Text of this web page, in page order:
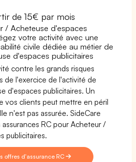
de 15€ par mois
/ Acheteuse d'espaces
votre activité avec une
civile dédiée au métier de
d'espaces publicitaires
contre les grands risques
de l'exercice de l'activité de
d'espaces publicitaires. Un
vos clients peut mettre en péril
n'est pas assurée. SideCare
RC pour Acheteur /
publicitaires.
offres d'assurance RC